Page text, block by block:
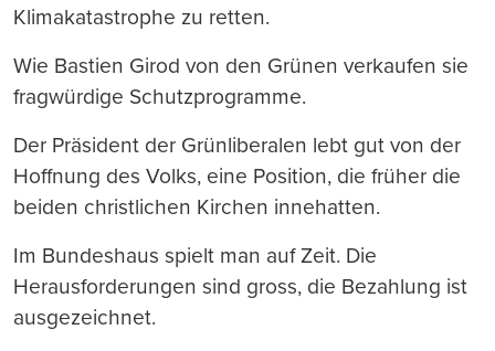
Klimakatastrophe zu retten.
Wie Bastien Girod von den Grünen verkaufen sie
fragwürdige Schutzprogramme.
Der Präsident der Grünliberalen lebt gut von der
Hoffnung des Volks, eine Position, die früher die
beiden christlichen Kirchen innehatten.
Im Bundeshaus spielt man auf Zeit. Die
Herausforderungen sind gross, die Bezahlung ist
ausgezeichnet.